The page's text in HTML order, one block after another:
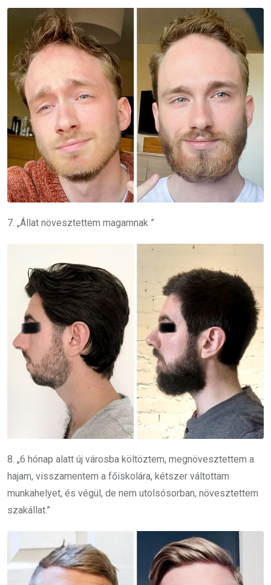
7. „Á llat növesztettem magamnak ”
8. „6 hónap alatt új városba költöztem, megnövesztettem a
hajam, visszamentem a főiskolára, kétszer váltottam
munkahelyet, és végül, de nem utolsósorban, növesztettem
szakállat.”